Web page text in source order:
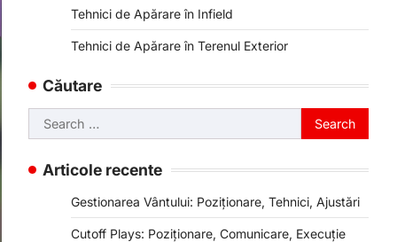
Tehnici de Apărare în Infield
Tehnici de Apărare în Terenul Exterior
Căutare
Search
for:
Articole recente
Gestionarea Vântului: Poziționare, Tehnici, Ajustări
Cutoff Plays: Poziționare, Comunicare, Execuție